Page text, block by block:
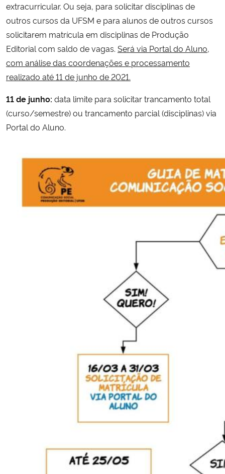
extracurricular. Ou seja, para solicitar disciplinas de
outros cursos da UFSM e para alunos de outros cursos
solicitarem matrícula em disciplinas de Produção
Editorial com saldo de vagas. Será via Portal do Aluno,
com análise das coordenações e processamento
realizado até 11 de junho de 2021.
11 de junho: data limite para solicitar trancamento total
(curso/semestre) ou trancamento parcial (disciplinas) via
Portal do Aluno.